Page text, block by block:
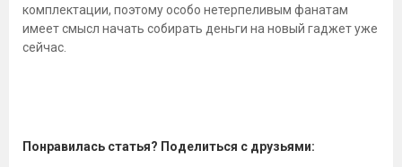
комплектации, поэтому особо нетерпеливым фанатам
имеет смысл начать собирать деньги на новый гаджет уже
сейчас.
Понравилась статья? Поделиться с друзьями: